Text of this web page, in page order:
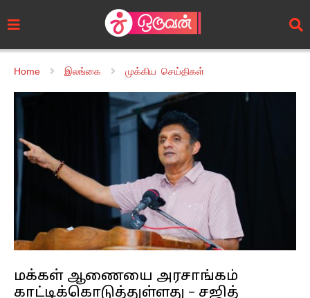
Home இலங்கை முக்கிய செய்திகள்
மக்கள் ஆணையை அரசாங்கம்
காட்டிக்கொடுத்துள்ளது – சஜித்